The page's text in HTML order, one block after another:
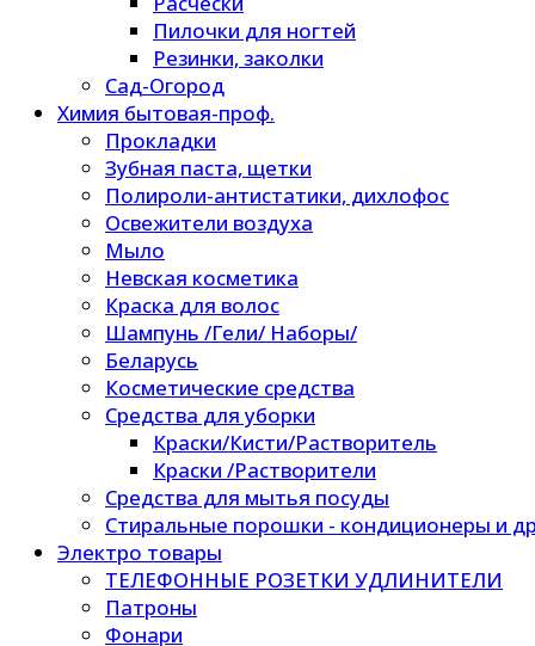
Пилочки для ногтей
Резинки, заколки
Сад-Огород
Химия бытовая-проф.
Прокладки
Зубная паста, щетки
Полироли-антистатики, дихлофос
Освежители воздуха
Мыло
Невская косметика
Краска для волос
Шампунь /Гели/ Наборы/
Беларусь
Косметические средства
Средства для уборки
Краски/Кисти/Растворитель
Краски /Растворители
Средства для мытья посуды
Стиральные порошки - кондиционеры и
Электро товары
ТЕЛЕФОННЫЕ РОЗЕТКИ УДЛИНИТЕЛИ
Патроны
Фонари